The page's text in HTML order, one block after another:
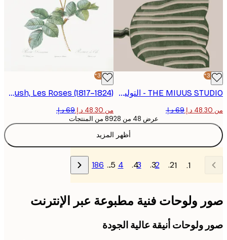
THE MIUUS STUDIO - التوليب المجرد بوستر Pierre-Joseph Redoute - Rosebush, Les Roses (1817–1824) بوستر
أظهر المزيد
عرض 48 من 8928 من المنتجات
1
2
3
4
186
ولوحات فنية مطبوعة عبر الإنترنت
ولوحات أنيقة عالية الجودة